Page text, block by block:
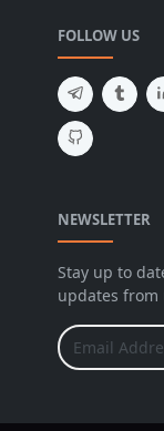
FOLLOW US
NEWSLETTER
Stay up to
updates from